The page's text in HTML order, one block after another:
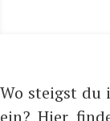
Wo steigst du
ein? Hier